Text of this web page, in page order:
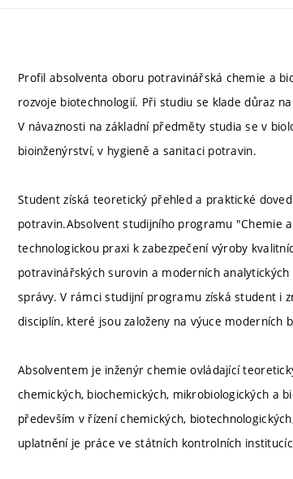
Profil absolventa oboru potravinářská chemie a
rozvoje biotechnologií. Při studiu se klade důraz
V návaznosti na základní předměty studia se v
bioinženýrství, v hygieně a sanitaci potravin.
Student získá teoretický přehled a praktické
potravin.Absolvent studijního programu "Chemie
technologickou praxi k zabezpečení výroby
potravinářských surovin a moderních
správy. V rámci studijní programu získá student i
disciplín, které jsou založeny na výuce moderních
Absolventem je inženýr chemie ovládající
chemických, biochemických, mikrobiologických a
především v řízení chemických,
uplatnění je práce ve státních kontrolních